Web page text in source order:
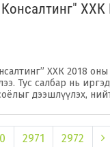
ХХК
ХХК 2018
Тус салбар нь
дээшлүүлэх,
2971 2972